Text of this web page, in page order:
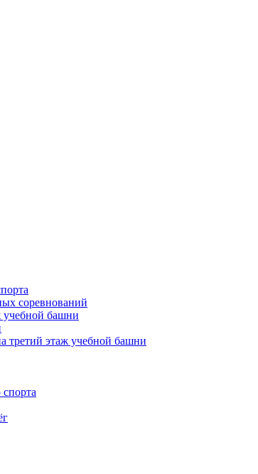
соревнований
учебной башни
третий этаж учебной башни